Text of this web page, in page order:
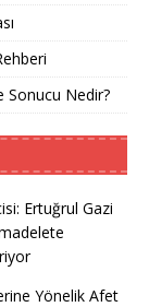
Sonucu Nedir?
Ertuğrul Gazi
Yönelik Afet